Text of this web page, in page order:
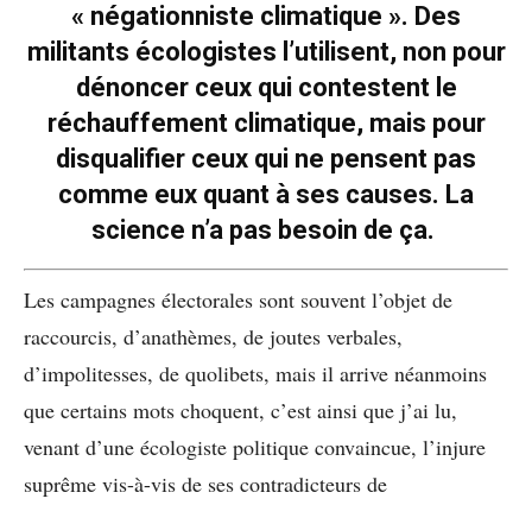
« négationniste climatique ». Des
militants écologistes l’utilisent, non pour
dénoncer ceux qui contestent le
réchauffement climatique, mais pour
disqualifier ceux qui ne pensent pas
comme eux quant à ses causes. La
science n’a pas besoin de ça.
Les campagnes électorales sont souvent l’objet de
raccourcis, d’anathèmes, de joutes verbales,
d’impolitesses, de quolibets, mais il arrive néanmoins
que certains mots choquent, c’est ainsi que j’ai lu,
venant d’une écologiste politique convaincue, l’injure
suprême vis-à-vis de ses contradicteurs de